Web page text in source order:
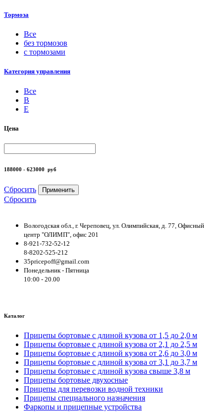
Тормоза
Все
без тормозов
с тормозами
Категория управления
Все
B
Е
Цена
188000 - 623000 руб
Сбросить Применить
Сбросить
Вологодская обл., г. Череповец, ул. Олимпийская, д. 77, Офисный
центр "ОЛИМП", офис 201
8-921-732-52-12
8-8202-525-212
35pricepoff@gmail.com
Понедельник - Пятница
10:00 - 20.00
Каталог
Прицепы бортовые с длиной кузова от 1,5 до 2,0 м
Прицепы бортовые с длиной кузова от 2,1 до 2,5 м
Прицепы бортовые с длиной кузова от 2,6 до 3,0 м
Прицепы бортовые с длиной кузова от 3,1 до 3,7 м
Прицепы бортовые с длиной кузова свыше 3,8 м
Прицепы бортовые двухосные
Прицепы для перевозки водной техники
Прицепы специального назначения
Фаркопы и прицепные устройства